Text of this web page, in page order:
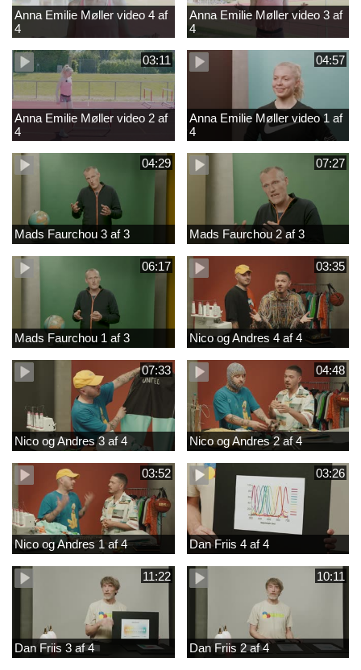
Anna Emilie Møller video 4 af
4
Anna Emilie Møller video 3 af
4
03:11
Anna Emilie Møller video 2 af
4
04:57
Anna Emilie Møller video 1 af
4
04:29
Mads Faurchou 3 af 3
07:27
Mads Faurchou 2 af 3
06:17
Mads Faurchou 1 af 3
03:35
Nico og Andres 4 af 4
07:33
Nico og Andres 3 af 4
04:48
Nico og Andres 2 af 4
03:52
Nico og Andres 1 af 4
03:26
Dan Friis 4 af 4
11:22
Dan Friis 3 af 4
10:11
Dan Friis 2 af 4